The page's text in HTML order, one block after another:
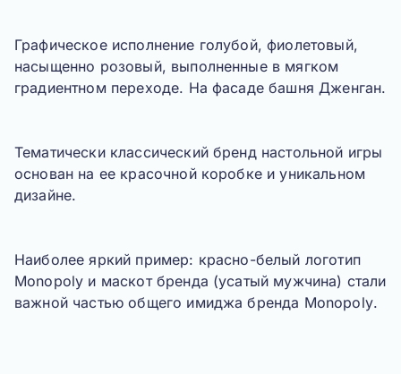
Графическое исполнение голубой, фиолетовый,
насыщенно розовый, выполненные в мягком
градиентном переходе. На фасаде башняДженган.
Тематически классический бренд настольной игры
основан на ее красочной коробке и уникальном
дизайне.
Наиболее яркий пример: красно-белый логотип
Monopoly и маскот бренда (усатый мужчина) стали
важной частью общего имиджа бренда Monopoly.